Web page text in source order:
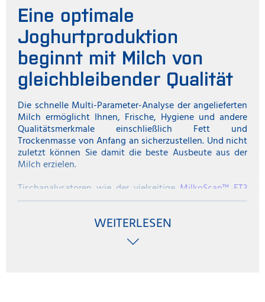
Eine optimale
Joghurtproduktion
beginnt mit Milch von
gleichbleibender Qualität
Die schnelle Multi-Parameter-Analyse der angelieferten
Milch ermöglicht Ihnen, Frische, Hygiene und andere
Qualitätsmerkmale einschließlich Fett und
Trockenmasse von Anfang an sicherzustellen. Und nicht
zuletzt können Sie damit die beste Ausbeute aus der
Milch erzielen.
Tischanalysatoren wie der vielseitige MilkoScan™ FT3
arbeiten mit der sogenanntenFourier Transform Infrarot
Dabei wird kontinuierlich eine Spitzenleistung aufrecht
WEITERLESEN